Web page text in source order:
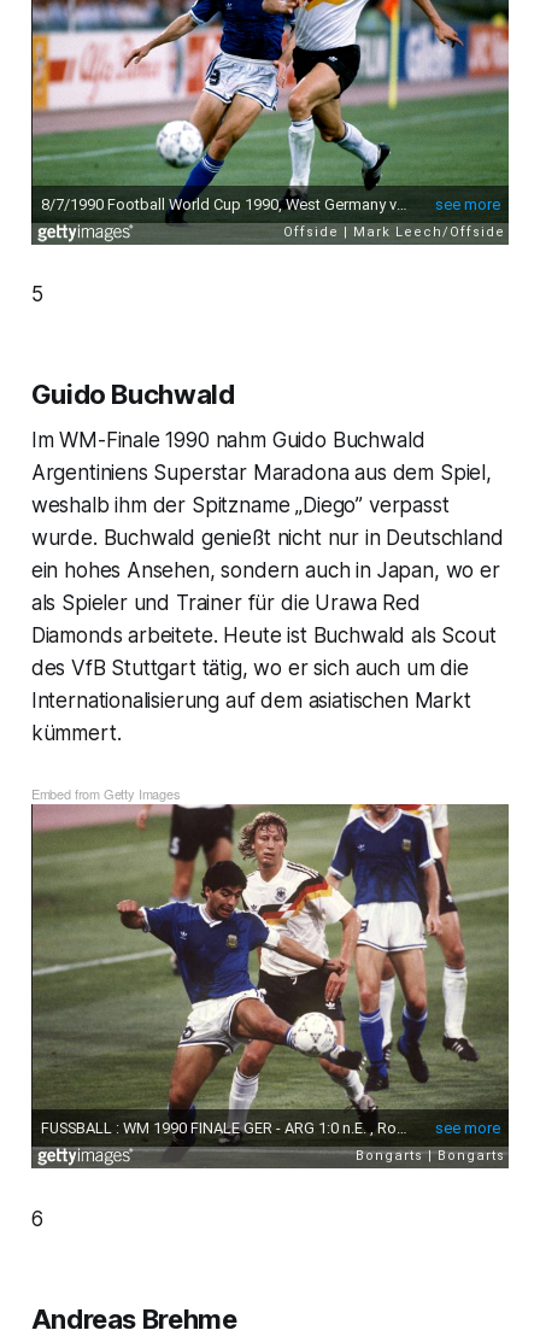
5
Guido Buchwald
Im WM-Finale 1990 nahm Guido Buchwald
Argentiniens Superstar Maradona aus dem Spiel,
weshalb ihm der Spitzname „Diego” verpasst
wurde. Buchwald genießt nicht nur in Deutschland
ein hohes Ansehen, sondern auch in Japan, wo er
als Spieler und Trainer für die Urawa Red
Diamonds arbeitete. Heute ist Buchwald als Scout
des VfB Stuttgart tätig, wo er sich auch um die
Internationalisierung auf dem asiatischen Markt
kümmert.
Embed from Getty Images
6
Andreas Brehme